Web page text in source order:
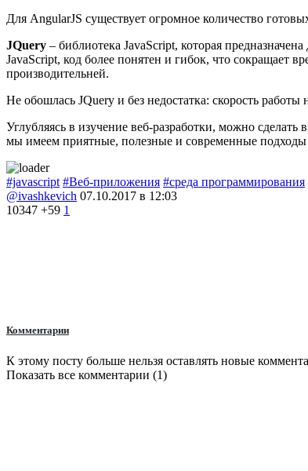
Для AngularJS существует огромное количество
JQuery – библиотека JavaScript, которая
JavaScript, код более понятен и гибок, что сокращает
производительней.
Не обошлась JQuery и без недостатка: скорость
Углубляясь в изучение веб-разработки, можно
мы имеем приятные, полезные и современные
#javascript #Веб-приложения #среда программирования
@ivashkevich 07.10.2017 в 12:03
10347 +59 1
Комментарии
К этому посту больше нельзя оставлять новые
Показать все комментарии (1)